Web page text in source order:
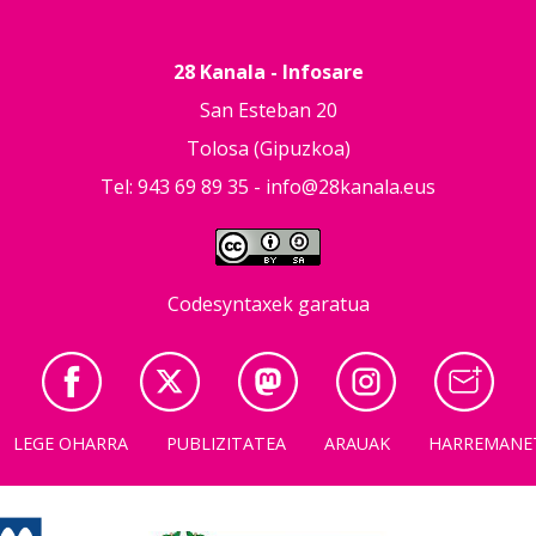
28 Kanala - Infosare
San Esteban 20
Tolosa (Gipuzkoa)
Tel: 943 69 89 35 - info@28kanala.eus
Codesyntaxek garatua
LEGE OHARRA PUBLIZITATEA ARAUAK